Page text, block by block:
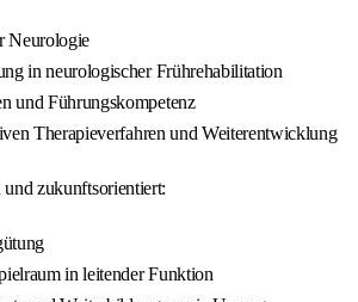
Neurologie
in neurologischer Frührehabilitation
und Führungskompetenz
Therapieverfahren und Weiterentwicklung
zukunftsorientiert:
in leitender Funktion